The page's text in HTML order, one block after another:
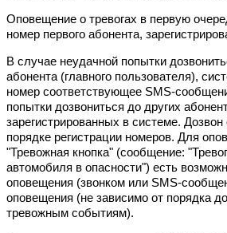
Оповещение о тревогах в первую
номер первого абонента,
В случае неудачной попытки
абонента (главного пользователя),
номер соответствующее SMS-
попытки дозвониться до других
зарегистрированных в системе.
порядке регистрации номеров. Для
"Тревожная кнопка" (сообщение:
автомобиля в опасности") есть
оповещения (звонком или SMS-
оповещения (не зависимо от порядка
тревожным событиям).